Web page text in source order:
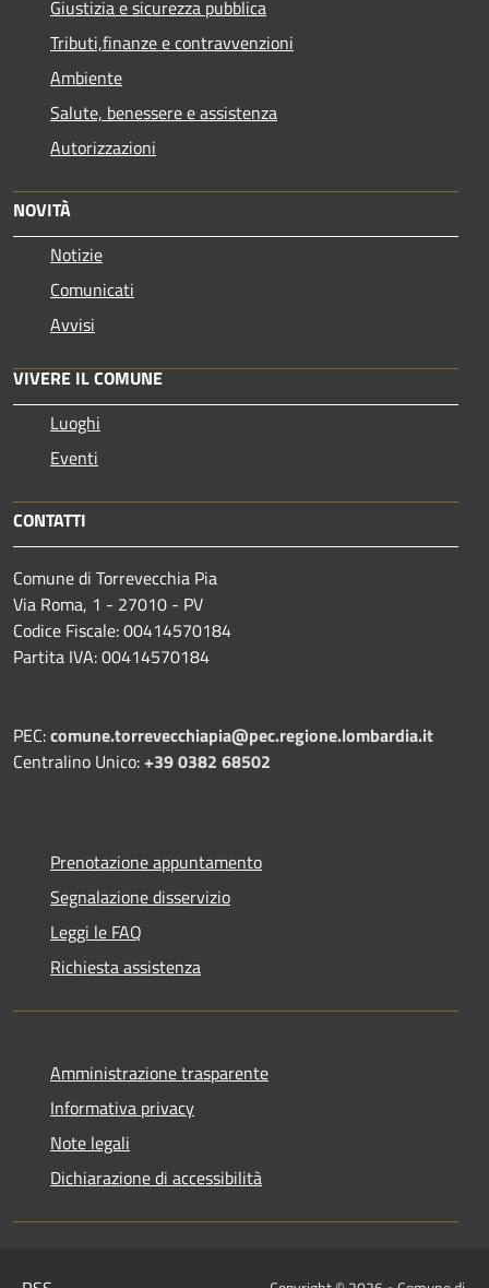
Giustizia e sicurezza pubblica
Tributi,finanze e contravvenzioni
Ambiente
Salute, benessere e assistenza
Autorizzazioni
NOVITÀ
Notizie
Comunicati
Avvisi
VIVERE IL COMUNE
Luoghi
Eventi
CONTATTI
Comune di Torrevecchia Pia
Via Roma, 1 - 27010 - PV
Codice Fiscale: 00414570184
Partita IVA: 00414570184
PEC:comune.torrevecchiapia@pec.regione.lombardia.it
Centralino Unico:+39 0382 68502
Prenotazione appuntamento
Segnalazione disservizio
Leggi le FAQ
Richiesta assistenza
Amministrazione trasparente
Informativa privacy
Note legali
Dichiarazione di accessibilità